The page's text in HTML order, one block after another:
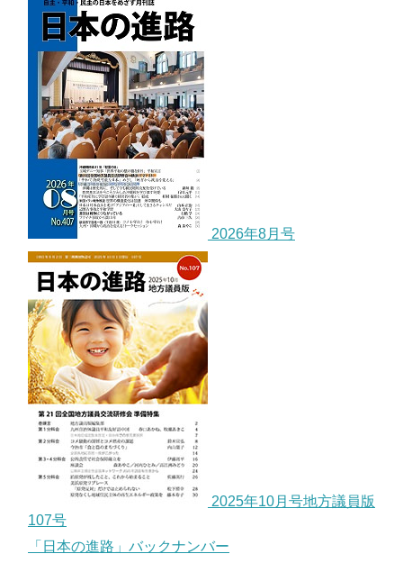
2026年8月号
2025年10月号地方議員版
107号
「日本の進路」バックナンバー